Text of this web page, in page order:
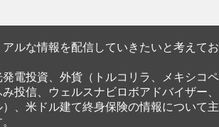
ルな情報を配信していきたいと考えてお
電投資、外貨（トルコリラ、メキシコペ
投信、ウェルスナビロボアドバイザー、
、米ドル建て終身保険の情報について主